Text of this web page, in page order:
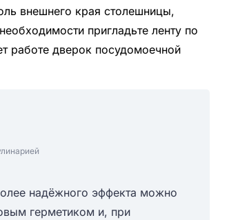
внешнего края столешницы,
пригладьте ленту по
работе дверок посудомоечной
надёжного эффекта можно
герметиком и, при